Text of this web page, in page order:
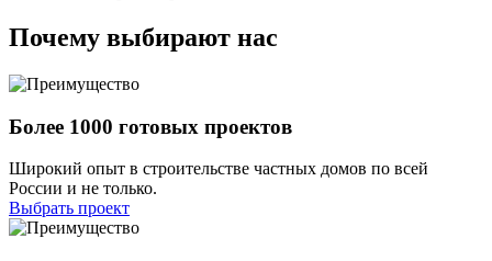
Почему выбирают нас
Более 1000 готовых проектов
Широкий опыт в строительстве частных домов по всей
России и не только.
Выбрать проект